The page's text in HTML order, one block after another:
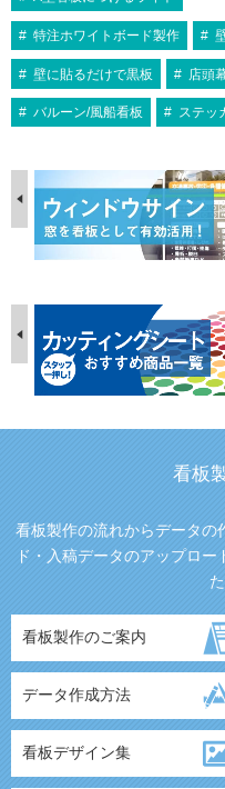
特注ホワイトボード製作
壁に貼るだけで黒板 店頭
バルーン/風船看板 ステッ
看板
看板製作の流れからデータの
ド・入稿データのアップロ
看板製作のご案内
データ作成方法
看板デザイン集